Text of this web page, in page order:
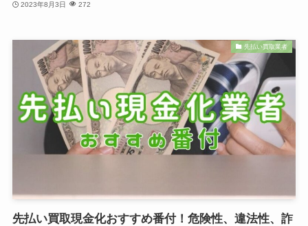
2023年8月3日 272
先払い買取業者
先払い買取現金化おすすめ番付！危険性、違法性、詐